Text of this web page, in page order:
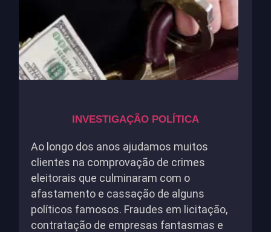
INVESTIGAÇÃO POLÍTICA
Ao longo dos anos ajudamos muitos
clientes na comprovação de crimes
eleitorais que culminaram com o
afastamento e cassação de alguns
políticos famosos. Fraudes em licitação,
contratação de empresas fantasmas e